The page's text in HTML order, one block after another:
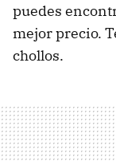
puedes
mejor precio.
chollos.